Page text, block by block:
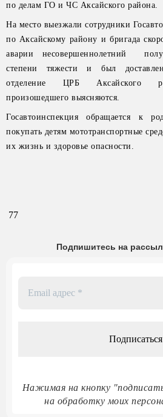
по делам ГО и ЧС Аксайского района.
На место выезжали сотрудники
по Аксайскому району и бригада
аварии несовершеннолетний
степени тяжести и был
отделение ЦРБ Аксайского
произошедшего выясняются.
Госавтоинспекция обращается к
покупать детям мототранспортные
их жизнь и здоровье опасности.
77
Подпишитесь на
Нажимая на кнопку
на обработку моих